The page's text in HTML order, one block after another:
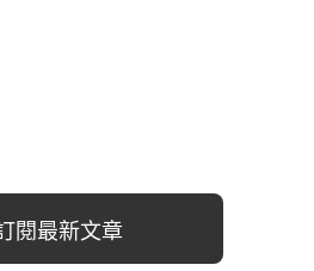
閱最新文章